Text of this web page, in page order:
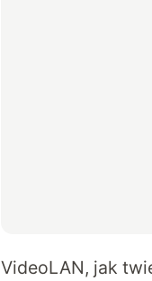
VideoLAN, jak